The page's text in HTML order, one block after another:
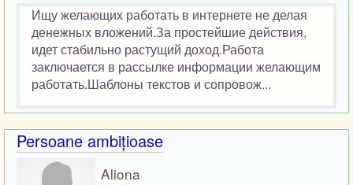
Ищу желающих работать в интернете не делая
денежных вложений.За простейшие действия,
идет стабильно растущий доход.Работа
заключается в рассылке информации желающим
работать.Шаблоны текстов и сопровож...
Persoane ambițioase
Aliona